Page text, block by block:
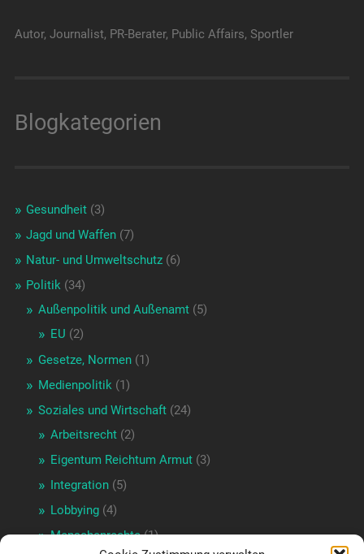
Autor, Journalist, PR-Berater, Public Affairs, Sportler
Blogkategorien
Gesundheit(3)
Jagd und Waffen(7)
Natur- und Umweltschutz(6)
Politik(34)
Außenpolitik und Außenamt(5)
EU (2)
Gesetze, Normen(1)
Medienpolitik(1)
Soziales und Wirtschaft(24)
Arbeitsrecht(2)
Eigentum Reichtum Armut(3)
Integration(5)
Lobbying(4)
Menschenrechte(1)